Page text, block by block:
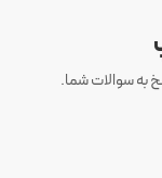
به سوالات شما.